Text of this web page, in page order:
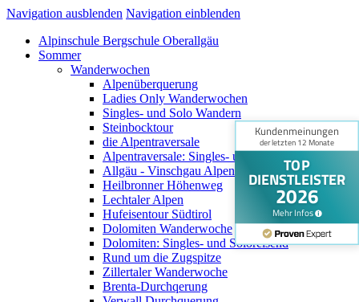
Navigation ausblenden Navigation einblenden
Alpinschule Bergschule Oberallgäu
Sommer
Wanderwochen
Alpenüberquerung
Ladies Only Wanderwochen
Singles- und Solo Wandern
Steinbocktour
die Alpentraversale
Alpentraversale: Singles- und Soloreisend
Allgäu - Vinschgau Alpenüberquerung
Heilbronner Höhenweg
Lechtaler Alpen
Hufeisentour Südtirol
Dolomiten Wanderwoche
Dolomiten: Singles- und Soloreisend
Rund um die Zugspitze
Zillertaler Wanderwoche
Brenta-Durchqerung